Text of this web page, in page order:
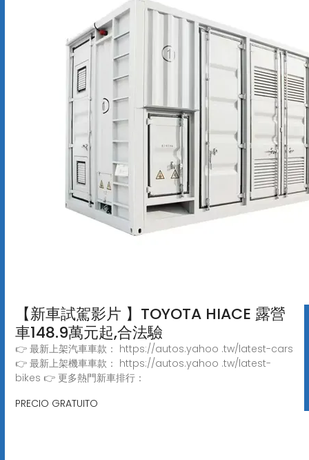
【新車試駕影片 】TOYOTA HIACE 露營
車148.9萬元起,合法驗
👉 最新上架汽車車款： https://autos.yahoo .tw/latest-cars
👉 最新上架機車車款： https://autos.yahoo .tw/latest-
bikes 👉 更多熱門新車排行：
PRECIO GRATUITO